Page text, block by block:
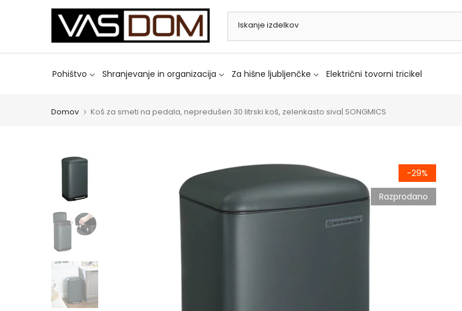
Pohištvo Shranjevanje in organizacija Za hišne ljubljenčke Električni tovorni tricikel
Domov Koš za smeti na pedala, nepredušen 30 litrski koš, zelenkasto siva| SONGMICS
-29%
Razprodano